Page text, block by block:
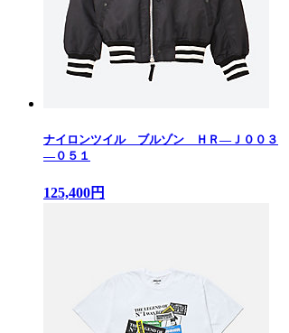
ナイロンツイル ブルゾン ＨＲ—Ｊ００３
—０５１
125,400円